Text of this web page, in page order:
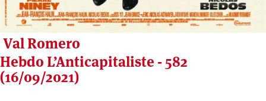
Val Romero
Hebdo L’Anticapitaliste - 582
(16/09/2021)